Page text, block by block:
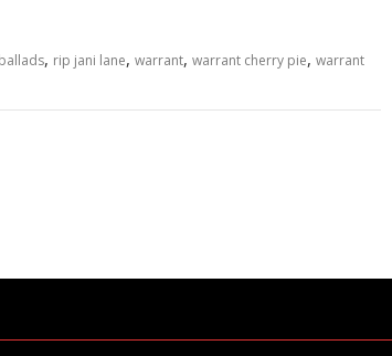
, rip jani lane, warrant, warrant cherry pie, warrant